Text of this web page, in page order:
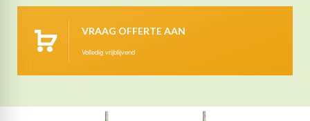
VRAAG OFFERTE AAN
Volledig vrijblijvend